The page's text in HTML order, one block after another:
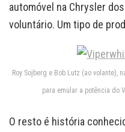
automóvel na Chrysler
voluntário. Um tipo de
Roy Sojberg e Bob Lutz (ao volante),
para emular a potência do
O resto é história